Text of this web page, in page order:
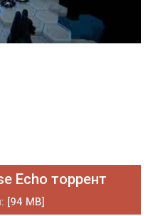
Echo торрент
[94 MB]